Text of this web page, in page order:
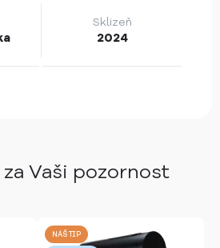
Sklizeň
2024
Vaši pozornost
NÁŠ TIP